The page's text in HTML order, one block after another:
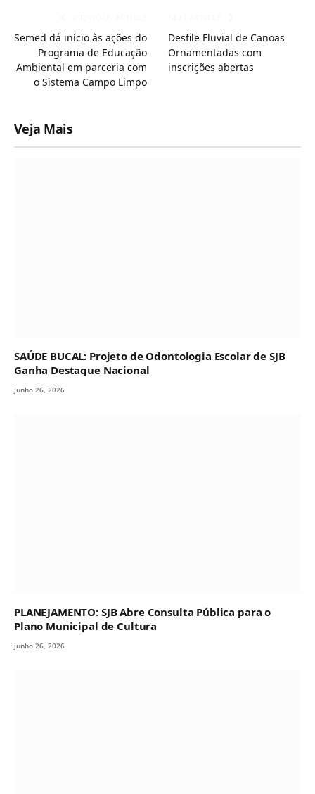
Semed dá início às ações do
Programa de Educação
Ambiental em parceria com
o Sistema Campo Limpo
Desfile Fluvial de Canoas
Ornamentadas com
inscrições abertas
Veja Mais
SAÚDE BUCAL: Projeto de Odontologia Escolar de SJB
Ganha Destaque Nacional
junho 26, 2026
PLANEJAMENTO: SJB Abre Consulta Pública para o
Plano Municipal de Cultura
junho 26, 2026